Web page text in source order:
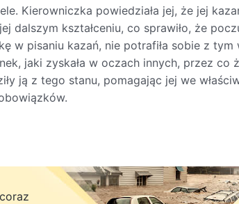
Kierowniczka powiedziała jej, że jej
dalszym kształceniu, co sprawiło, że
w pisaniu kazań, nie potrafiła sobie z tym
jaki zyskała w oczach innych, przez co
ją z tego stanu, pomagając jej we